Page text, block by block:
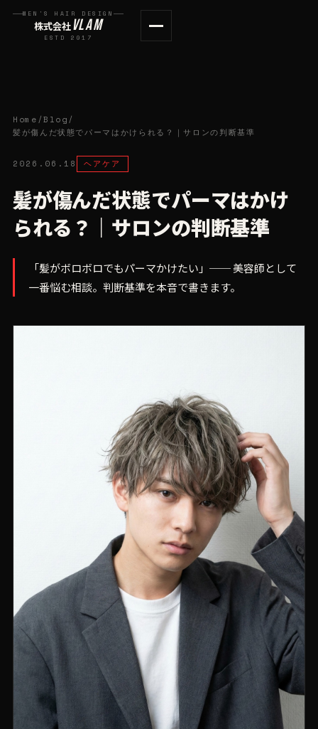
MEN'S HAIR DESIGN
株式会社VLAM
ESTD 2017
Home /Blog /
髪が傷んだ状態でパーマはかけられる？｜サロンの判断基準
2026.06.18 ヘアケア
髪が傷んだ状態でパーマはかけ
られる？｜サロンの判断基準
「髪がボロボロでもパーマかけたい」── 美容師として
一番悩む相談。判断基準を本音で書きます。